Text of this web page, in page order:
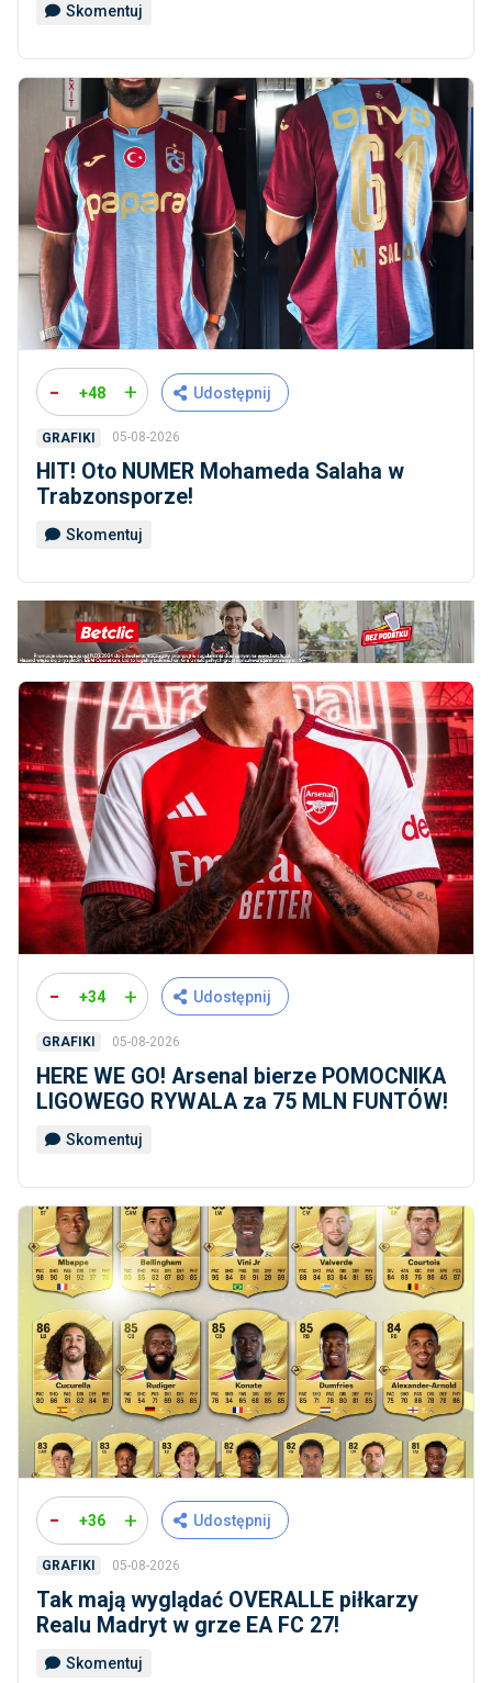
Skomentuj
- +48 + Udostępnij
GRAFIKI 05-08-2026
HIT! Oto NUMER Mohameda Salaha w
Trabzonsporze!
Skomentuj
- +34 + Udostępnij
GRAFIKI 05-08-2026
HERE WE GO! Arsenal bierze POMOCNIKA
LIGOWEGO RYWALA za 75 MLN FUNTÓW!
Skomentuj
- +36 + Udostępnij
GRAFIKI 05-08-2026
Tak mają wyglądać OVERALLE piłkarzy
Realu Madryt w grze EA FC 27!
Skomentuj